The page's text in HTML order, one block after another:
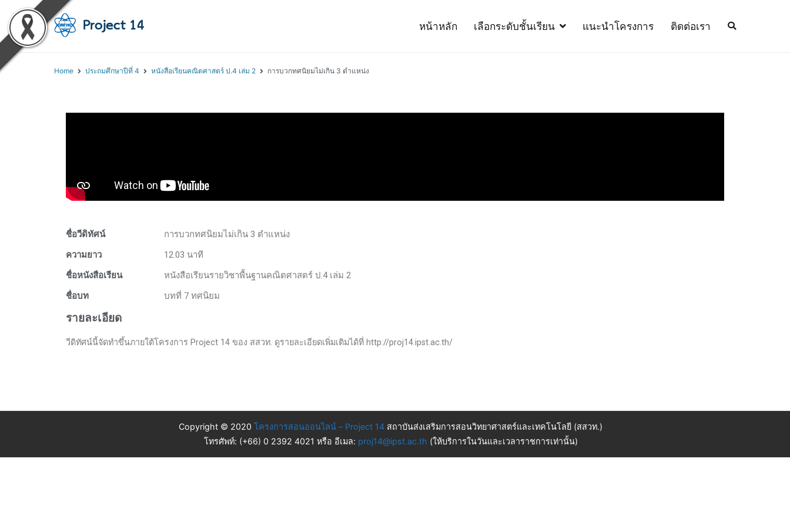
หน้าหลัก เลือกระดับชั้นเรียน แนะนำโครงการ ติดต่อเรา
Home ประถมศึกษาปีที่ 4 หนังสือเรียนคณิตศาสตร์ ป.4 เล่ม 2 การบวกทศนิยมไม่เกิน 3 ตำแหน่ง
ชื่อวีดิทัศน์
การบวกทศนิยมไม่เกิน 3 ตำแหน่ง
ความยาว
12.03 นาที
ชื่อหนังสือเรียน
หนังสือเรียนรายวิชาพื้นฐานคณิตศาสตร์ ป.4 เล่ม 2
ชื่อบท
บทที่ 7 ทศนิยม
รายละเอียด
วีดิทัศน์นี้จัดทำขึ้นภายใต้โครงการ Project 14 ของ สสวท. ดูรายละเอียดเพิ่มเติมได้ที่ http://proj14.ipst.ac.th/
Copyright © 2020 โครงการสอนออนไลน์ – Project 14 สถาบันส่งเสริมการสอนวิทยาศาสตร์และเทคโนโลยี (สสวท.)
โทรศัพท์: (+66) 0 2392 4021 หรือ อีเมล: proj14@ipst.ac.th (ให้บริการในวันและเวลาราชการเท่านั้น)